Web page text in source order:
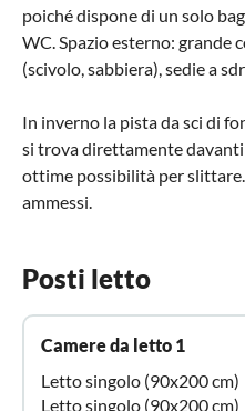
poiché dispone di un solo
WC. Spazio esterno: grande
(scivolo, sabbiera), sedie a
In inverno la pista da sci di
si trova direttamente davanti
ottime possibilità per
ammessi.
Posti letto
Camere da letto 1
Letto singolo (90x200 cm)
Letto singolo (90x200 cm)